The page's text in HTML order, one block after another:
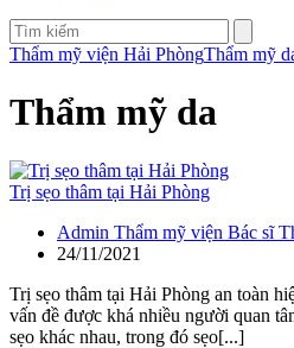
Thẩm mỹ viện Hải PhòngThẩm mỹ
Thẩm mỹ da
Trị sẹo thâm tại Hải Phòng
Admin Thẩm mỹ viện Bác sĩ
24/11/2021
Trị sẹo thâm tại Hải Phòng an toàn
vấn đề được khá nhiều người quan
sẹo khác nhau, trong đó sẹo[...]